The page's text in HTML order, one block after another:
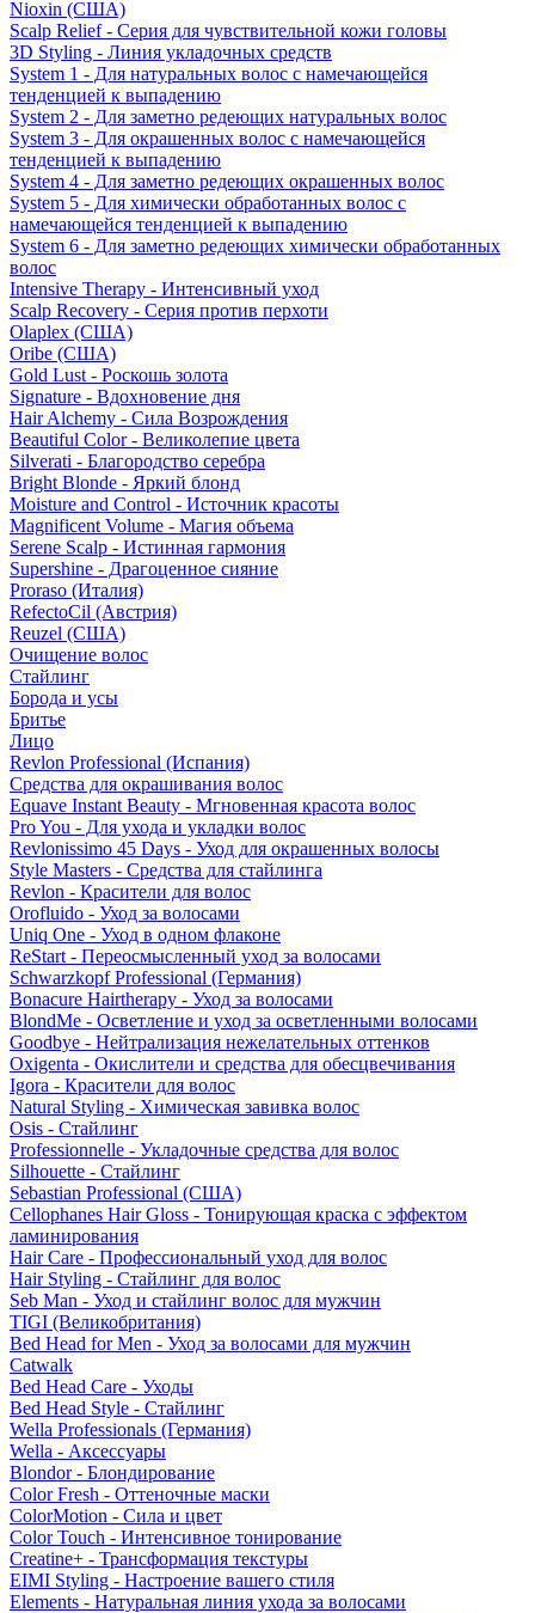
Nioxin (США)
Scalp Relief - Серия для чувствительной кожи головы
3D Styling - Линия укладочных средств
System 1 - Для натуральных волос с намечающейся
тенденцией к выпадению
System 2 - Для заметно редеющих натуральных волос
System 3 - Для окрашенных волос с намечающейся
тенденцией к выпадению
System 4 - Для заметно редеющих окрашенных волос
System 5 - Для химически обработанных волос с
намечающейся тенденцией к выпадению
System 6 - Для заметно редеющих химически обработанных
волос
Intensive Therapy - Интенсивный уход
Scalp Recovery - Серия против перхоти
Olaplex (США)
Oribe (США)
Gold Lust - Роскошь золота
Signature - Вдохновение дня
Hair Alchemy - Сила Возрождения
Beautiful Color - Великолепие цвета
Silverati - Благородство серебра
Bright Blonde - Яркий блонд
Moisture and Control - Источник красоты
Magnificent Volume - Магия объема
Serene Scalp - Истинная гармония
Supershine - Драгоценное сияние
Proraso (Италия)
RefectoCil (Австрия)
Reuzel (США)
Очищение волос
Стайлинг
Борода и усы
Бритье
Лицо
Revlon Professional (Испания)
Средства для окрашивания волос
Equave Instant Beauty - Мгновенная красота волос
Pro You - Для ухода и укладки волос
Revlonissimo 45 Days - Уход для окрашенных волосы
Style Masters - Средства для стайлинга
Revlon - Красители для волос
Orofluido - Уход за волосами
Uniq One - Уход в одном флаконе
ReStart - Переосмысленный уход за волосами
Schwarzkopf Professional (Германия)
Bonacure Hairtherapy - Уход за волосами
BlondMe - Осветление и уход за осветленными волосами
Goodbye - Нейтрализация нежелательных оттенков
Oxigenta - Окислители и средства для обесцвечивания
Igora - Красители для волос
Natural Styling - Химическая завивка волос
Osis - Стайлинг
Professionnelle - Укладочные средства для волос
Silhouette - Стайлинг
Sebastian Professional (США)
Cellophanes Hair Gloss - Тонирующая краска с эффектом
ламинирования
Hair Care - Профессиональный уход для волос
Hair Styling - Стайлинг для волос
Seb Man - Уход и стайлинг волос для мужчин
TIGI (Великобритания)
Bed Head for Men - Уход за волосами для мужчин
Catwalk
Bed Head Care - Уходы
Bed Head Style - Стайлинг
Wella Professionals (Германия)
Wella - Аксессуары
Blondor - Блондирование
Color Fresh - Оттеночные маски
ColorMotion - Сила и цвет
Color Touch - Интенсивное тонирование
Creatine+ - Трансформация текстуры
EIMI Styling - Настроение вашего стиля
Elements - Натуральная линия ухода за волосами